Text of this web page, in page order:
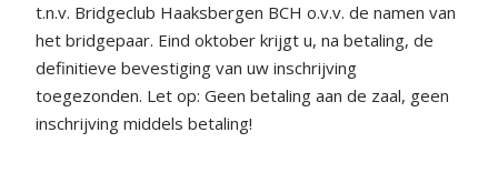
t.n.v. Bridgeclub Haaksbergen BCH o.v.v. de namen van
het bridgepaar. Eind oktober krijgt u, na betaling, de
definitieve bevestiging van uw inschrijving
toegezonden. Let op: Geen betaling aan de zaal, geen
inschrijving middels betaling!